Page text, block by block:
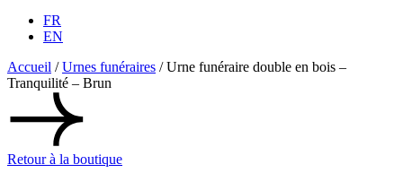
FR
EN
Accueil /Urnes funéraires / Urne funéraire double en bois –
Tranquilité – Brun
Retour à la boutique